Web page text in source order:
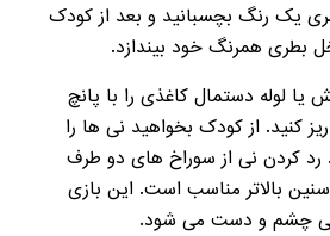
یک رنگ بچسبانید و بعد از کودک
بطری همرنگ خود بیندازد.
لوله دستمال کاغذی را با پانچ
کنید. از کودک بخواهید نی ها را
رد کردن نی از سوراخ های دو طرف
بالاتر مناسب است. این بازی
چشم و دست می شود.